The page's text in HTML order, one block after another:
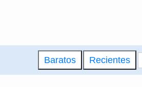
Baratos Recientes